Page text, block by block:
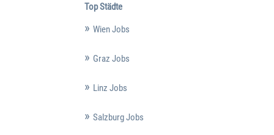
Top Städte
Wien Jobs
Graz Jobs
Linz Jobs
Salzburg Jobs